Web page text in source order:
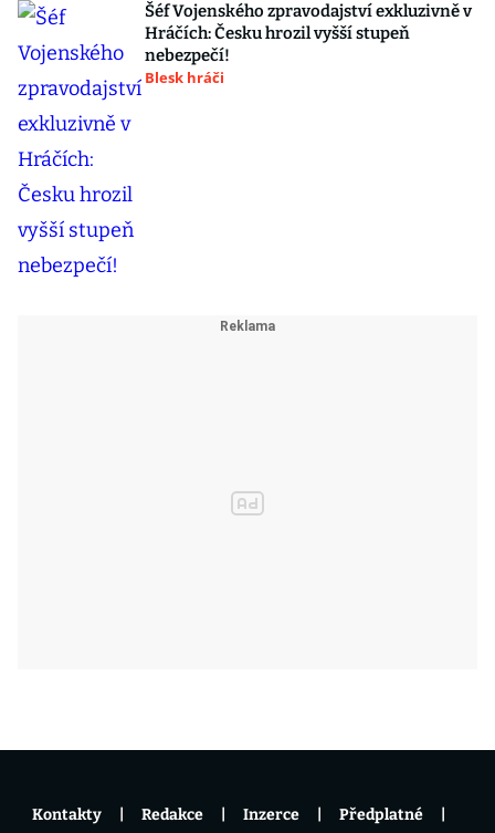
Šéf Vojenského zpravodajství exkluzivně v
Hráčích: Česku hrozil vyšší stupeň
nebezpečí!
Blesk hráči
Kontakty Redakce Inzerce Předplatné